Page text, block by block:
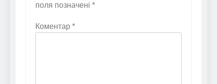
поля позначені *
Коментар *